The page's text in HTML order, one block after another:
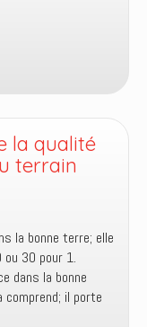
la qualité
terrain
la bonne terre; elle
30 pour 1.
dans la bonne
il porte